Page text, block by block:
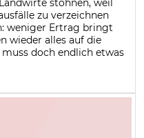
stöhnen, weil
zu verzeichnen
weniger Ertrag bringt
wieder alles auf die
doch endlich etwas